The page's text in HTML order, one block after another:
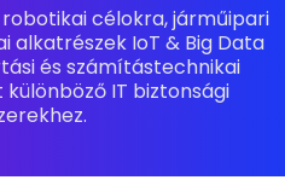
célokra, járműipari
alkatrészek IoT & Big Data
és számítástechnikai
IT biztonsági